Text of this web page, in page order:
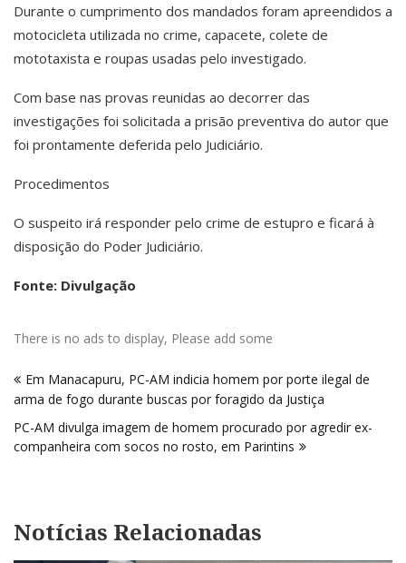
Durante o cumprimento dos mandados foram apreendidos a
motocicleta utilizada no crime, capacete, colete de
mototaxista e roupas usadas pelo investigado.
Com base nas provas reunidas ao decorrer das
investigações foi solicitada a prisão preventiva do autor que
foi prontamente deferida pelo Judiciário.
Procedimentos
O suspeito irá responder pelo crime de estupro e ficará à
disposição do Poder Judiciário.
Fonte: Divulgação
There is no ads to display, Please add some
de
Post
Em Manacapuru, PC-AM indicia homem por porte ilegal de
arma de fogo durante buscas por foragido da Justiça
PC-AM divulga imagem de homem procurado por agredir ex-
companheira com socos no rosto, em Parintins
Notícias Relacionadas